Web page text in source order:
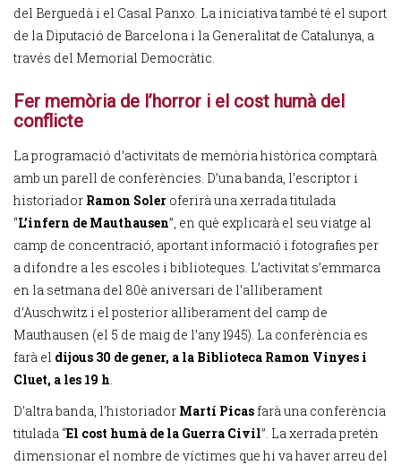
del Berguedà i el Casal Panxo. La iniciativa també té el suport
de la Diputació de Barcelona i la Generalitat de Catalunya, a
través del Memorial Democràtic.
Fer memòria de l’horror i el cost humà del
conflicte
La programació d’activitats de memòria històrica comptarà
amb un parell de conferències. D’una banda, l’escriptor i
historiador Ramon Soler oferirà una xerrada titulada
“L’infern de Mauthausen”, en què explicarà el seu viatge al
camp de concentració, aportant informació i fotografies per
a difondre a les escoles i biblioteques. L’activitat s’emmarca
en la setmana del 80è aniversari de l’alliberament
d’Auschwitz i el posterior alliberament del camp de
Mauthausen (el 5 de maig de l’any 1945). La conferència es
farà el dijous 30 de gener, a la Biblioteca Ramon Vinyes i
Cluet, a les 19 h.
D’altra banda, l’historiador Martí Picasfarà una conferència
titulada “El cost humà de la Guerra Civil”. La xerrada pretén
dimensionar el nombre de víctimes que hi va haver arreu del